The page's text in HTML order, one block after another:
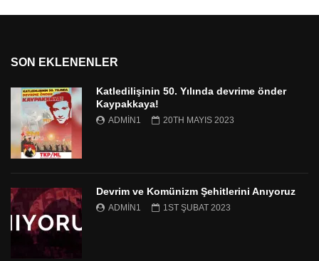
SON EKLENENLER
Katledilişinin 50. Yılında devrime önder
Kaypakkaya!
ADMIN1 20TH MAYIS 2023
Devrim ve Komünizm Şehitlerini Anıyoruz
ADMIN1 1ST ŞUBAT 2023